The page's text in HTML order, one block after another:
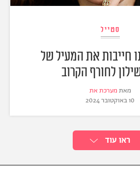
סטייל
חייבות את המעיל של
לחורף הקרוב
מאת מערכת את
10 באוקטובר 2024
ראו עוד